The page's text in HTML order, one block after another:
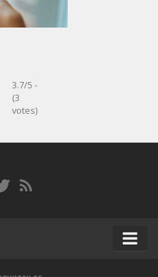
3.7/5 -
(3
votes)